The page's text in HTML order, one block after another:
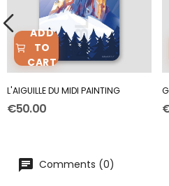
ADD
TO
CART
L'AIGUILLE DU MIDI PAINTING
€50.00
Comments (0)